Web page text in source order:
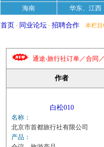
海南
华东、江西
首页 - 同业论坛 - 招聘合作 本栏
通途-旅行社订单／合同
作者
白松010
名称：
北京市首都旅行社有限公司
产品：